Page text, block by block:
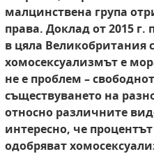
малцинствена група
права. Доклад от 2015 г.
в цяла Великобритания
хомосексуализмът е
не е проблем –
съществуването на
относно различните
интересно, че
одобряват